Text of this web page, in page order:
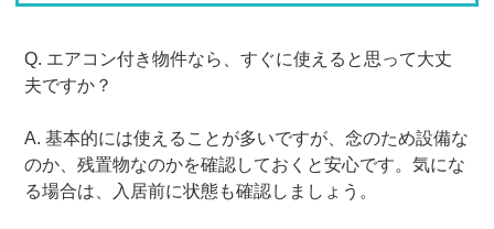
Q. エアコン付き物件なら、すぐに使えると思って大丈
夫ですか？
A. 基本的には使えることが多いですが、念のため設備な
のか、残置物なのかを確認しておくと安心です。気にな
る場合は、入居前に状態も確認しましょう。